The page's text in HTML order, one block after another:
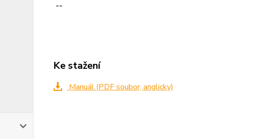
--
Ke stažení
Manuál (PDF soubor, anglicky)